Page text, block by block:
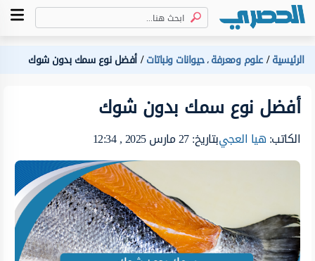
الرئيسية علوم ومعرفة،حيوانات ونباتات أفضل نوع سمك بدون شوك
أفضل نوع سمك بدون شوك
الكاتب:هيا العجيبتاريخ: 27 مارس 2025 , 12:34